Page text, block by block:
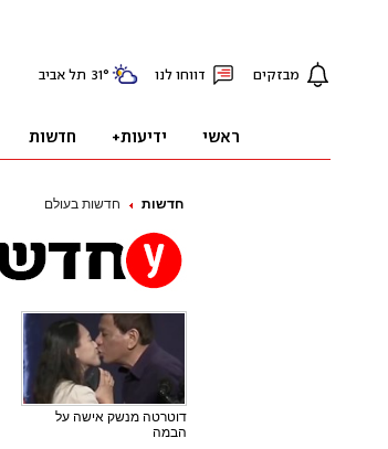
חדשות חדשות בעולם
דוטרטה מנשק אישה על
הבמה